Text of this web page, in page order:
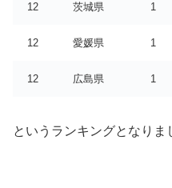
12 茨城県 1
12 愛媛県 1
12 広島県 1
というランキングとなりま